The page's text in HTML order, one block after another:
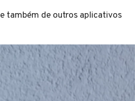
e também de outros aplicativos